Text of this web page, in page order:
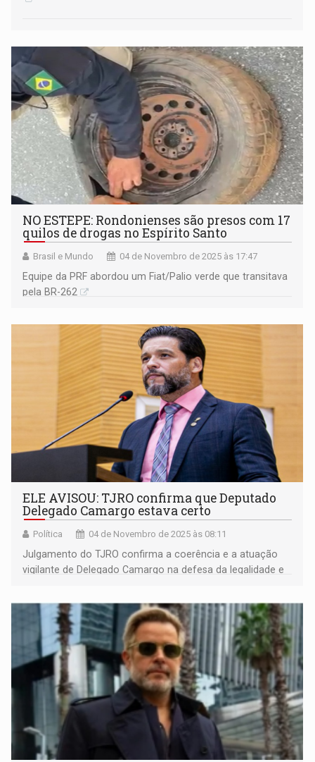
NO ESTEPE: Rondonienses são presos com 17
quilos de drogas no Espírito Santo
Brasil e Mundo 04 de Novembro de 2025 às 17:47
Equipe da PRF abordou um Fiat/Palio verde que transitava
pela BR-262
ELE AVISOU: TJRO confirma que Deputado
Delegado Camargo estava certo
Política 04 de Novembro de 2025 às 08:11
Julgamento do TJRO confirma a coerência e a atuação
vigilante de Delegado Camargo na defesa da legalidade e